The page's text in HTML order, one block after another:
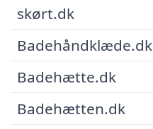
skørt.dk
Badehåndklæde.dk
Badehætte.dk
Badehætten.dk